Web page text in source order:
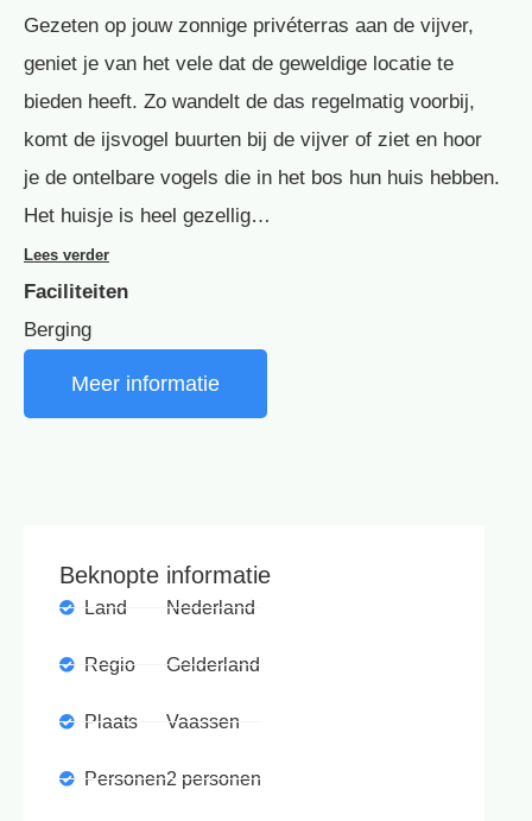
Gezeten op jouw zonnige privéterras aan de vijver,
geniet je van het vele dat de geweldige locatie te
bieden heeft. Zo wandelt de das regelmatig voorbij,
komt de ijsvogel buurten bij de vijver of ziet en hoor
je de ontelbare vogels die in het bos hun huis hebben.
Het huisje is heel gezellig…
Lees verder
Faciliteiten
Berging
Meer informatie
Beknopte informatie
Land
Regio
Plaats
Personen
Nederland
Gelderland
Vaassen
2 personen